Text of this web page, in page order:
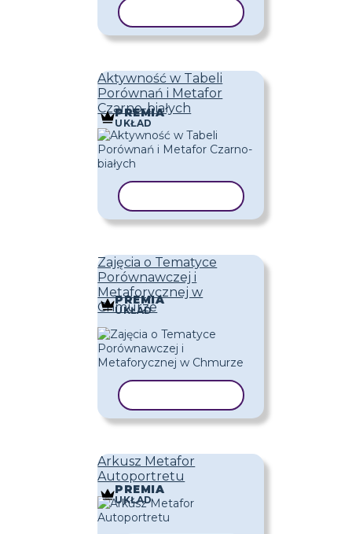
Aktywność w Tabeli
Porównań i Metafor
Czarno-białych
PREMIA
UKŁAD
Zajęcia o Tematyce
Porównawczej i
Metaforycznej w
Chmurze
PREMIA
UKŁAD
Arkusz Metafor
Autoportretu
PREMIA
UKŁAD